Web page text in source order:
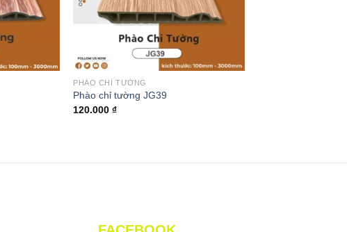
PHÀO CHỈ TƯỜNG
Phào chỉ tường JG39
120.000₫